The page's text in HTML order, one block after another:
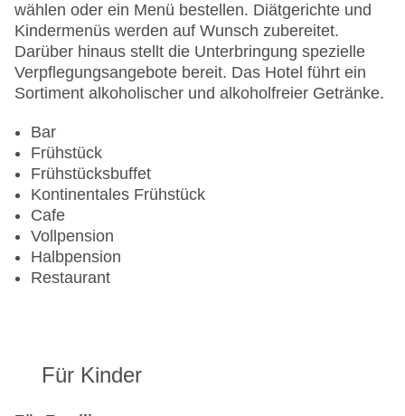
wählen oder ein Menü bestellen. Diätgerichte und
Kindermenüs werden auf Wunsch zubereitet.
Darüber hinaus stellt die Unterbringung spezielle
Verpflegungsangebote bereit. Das Hotel führt ein
Sortiment alkoholischer und alkoholfreier Getränke.
Bar
Frühstück
Frühstücksbuffet
Kontinentales Frühstück
Cafe
Vollpension
Halbpension
Restaurant
Für Kinder